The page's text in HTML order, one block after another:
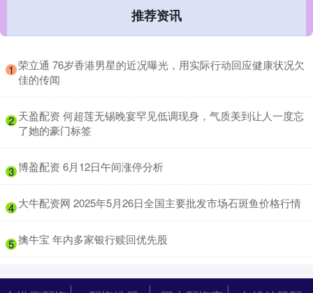
推荐资讯
1 ​荣立通 76岁香港男星的近况曝光，用实际行动回应健康状况欠
佳的传闻
2 ​天盈配资 何超莲无锡晚宴罕见低调现身，气质美到让人一度忘
了她的豪门标签
3 ​博盈配资 6月12日午间涨停分析
4 ​大牛配资网 2025年5月26日全国主要批发市场石斑鱼价格行情
5 ​擒牛宝 年内多家银行赎回优先股